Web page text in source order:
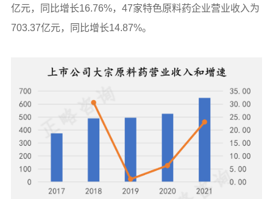
亿元，同比增长16.76%，47家特色原料药企业营业收入为
703.37亿元，同比增长14.87%。